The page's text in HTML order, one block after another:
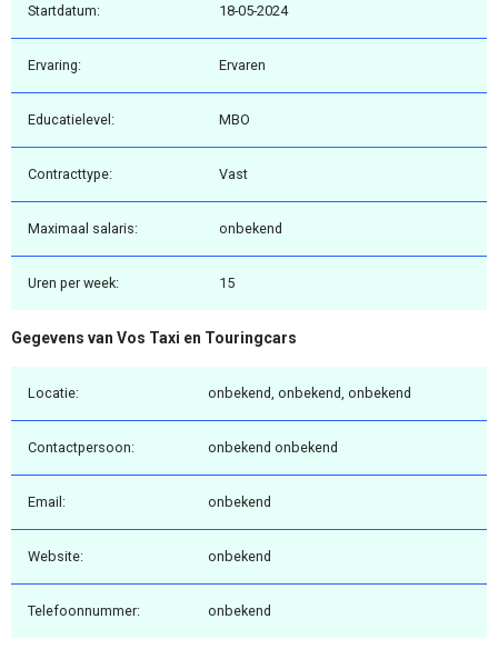
Startdatum: 18-05-2024
Ervaring: Ervaren
Educatielevel: MBO
Contracttype: Vast
Maximaal salaris: onbekend
Uren per week: 15
Gegevens van Vos Taxi en Touringcars
Locatie: onbekend, onbekend, onbekend
Contactpersoon: onbekend onbekend
Email: onbekend
Website: onbekend
Telefoonnummer: onbekend